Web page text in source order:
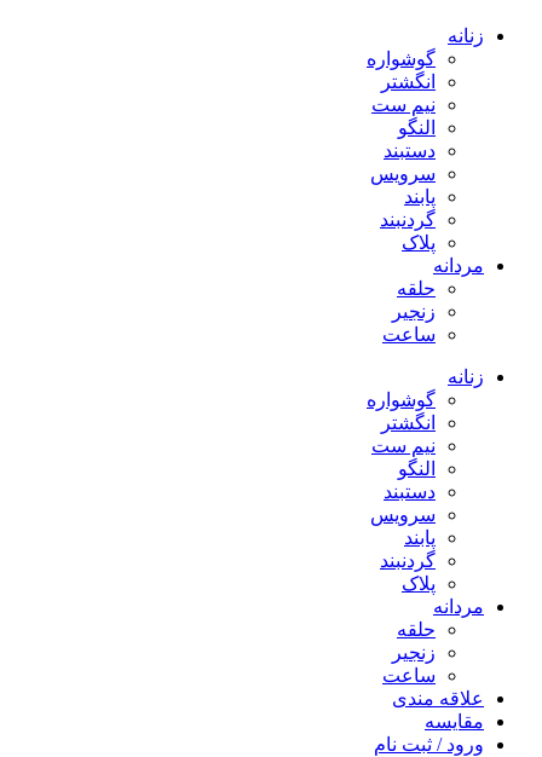
زنانه
گوشواره
انگشتر
نیم ست
النگو
دستبند
سرویس
پابند
گردنبند
پلاک
مردانه
حلقه
زنجیر
ساعت
زنانه
گوشواره
انگشتر
نیم ست
النگو
دستبند
سرویس
پابند
گردنبند
پلاک
مردانه
حلقه
زنجیر
ساعت
علاقه مندی
مقایسه
ورود / ثبت نام